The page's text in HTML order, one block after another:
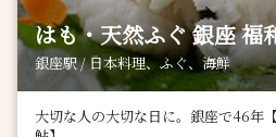
はも・天然ふぐ 銀座 福
銀座駅 / 日本料理、ふぐ、海鮮
大切な人の大切な日に。銀座で46年